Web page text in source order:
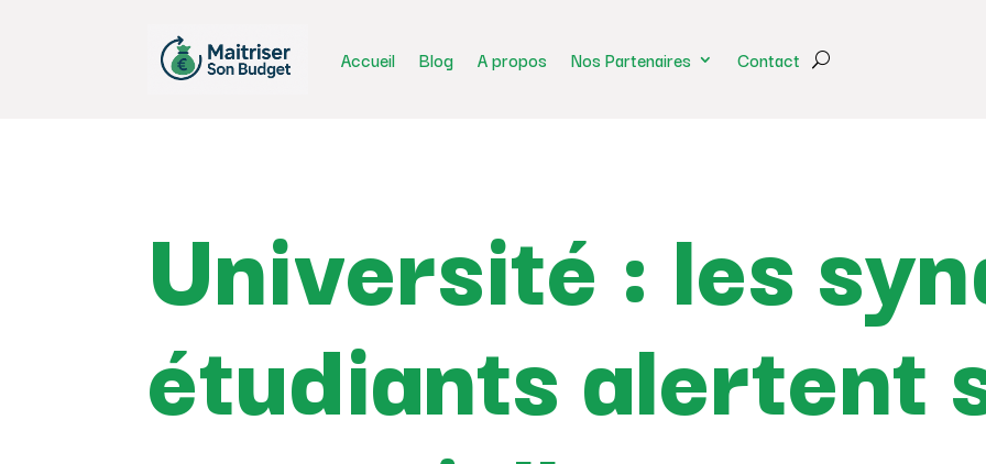
Accueil Blog A propos Nos Partenaires Contact
Université : les
étudiants alertent